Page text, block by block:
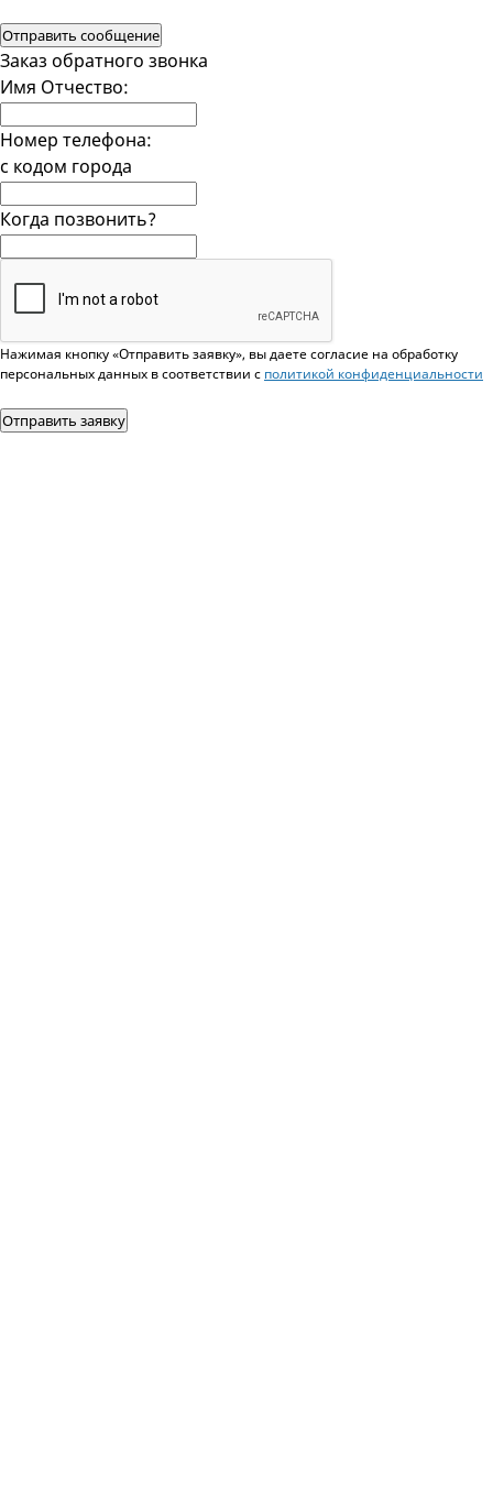
Отправить сообщение
Заказ обратного звонка
Имя Отчество:
Номер телефона:
с кодом города
Когда позвонить?
Нажимая кнопку «Отправить заявку», вы даете согласие на обработку
персональных данных в соответствии c политикой конфиденциальности
Отправить заявку